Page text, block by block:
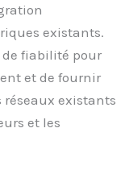
existants.
fiabilité pour
et de fournir
réseaux existants
et les